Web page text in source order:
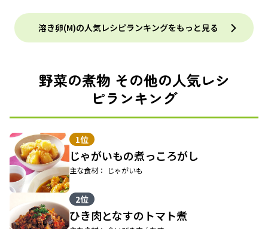
溶き卵(M)の人気レシピランキングをもっと見る
野菜の煮物 その他の人気レシ
ピランキング
1位
じゃがいもの煮っころがし
主な食材： じゃがいも
2位
ひき肉となすのトマト煮